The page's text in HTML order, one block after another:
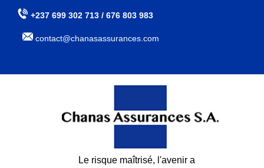
Passer
contenu
+237 699 302 713 / 676 803 983
contact@chanasassurances.com
Le risque maîtrisé, l'avenir assuré